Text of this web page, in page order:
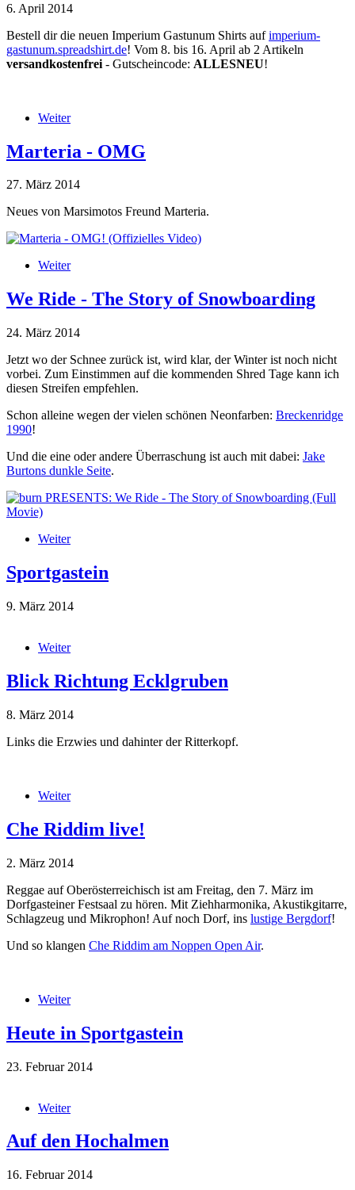
6. April 2014
Bestell dir die neuen Imperium Gastunum Shirts aufimperium-
gastunum.spreadshirt.de! Vom 8. bis 16. April ab 2 Artikeln
versandkostenfrei - Gutscheincode: ALLESNEU!
Imperium_Gastunum_Shirts.jpg
Weiterüber Frische Imperium Gastunum Shirts!
Marteria - OMG
27. März 2014
Neues von Marsimotos Freund Marteria.
Marteria - OMG! (Offizielles Video)
Weiterüber Marteria - OMG
We Ride - The Story of Snowboarding
24. März 2014
Jetzt wo der Schnee zurück ist, wird klar, der Winter ist noch nicht
vorbei. Zum Einstimmen auf die kommenden Shred Tage kann ich
diesen Streifen empfehlen.
Schon alleine wegen der vielen schönen Neonfarben: Breckenridge
1990!
Und die eine oder andere Überraschung ist auch mit dabei: Jake
Burtons dunkle Seite.
burn PRESENTS: We Ride - The Story of
Snowboarding (Full Movie)
Weiterüber We Ride - The Story of Snowboarding
Sportgastein
9. März 2014
hundeschlitten_sportgastein.JPG
Weiterüber Sportgastein
Blick Richtung Ecklgruben
8. März 2014
Links die Erzwies und dahinter der Ritterkopf.
ecklgruben_erzwies_ritterkopf.JPG
Weiterüber Blick Richtung Ecklgruben
Che Riddim live!
2. März 2014
Reggae auf Oberösterreichisch ist am Freitag, den 7. März im
Dorfgasteiner Festsaal zu hören. Mit Ziehharmonika, Akustikgitarre,
Schlagzeug und Mikrophon! Auf noch Dorf, ins lustige Bergdorf!
Und so klangen Che Riddim am Noppen Open Air.
che-riddim-reggae-night.jpg
Weiterüber Che Riddim live!
Heute in Sportgastein
23. Februar 2014
IMG_1763.JPG
Weiterüber Heute in Sportgastein
Auf den Hochalmen
16. Februar 2014